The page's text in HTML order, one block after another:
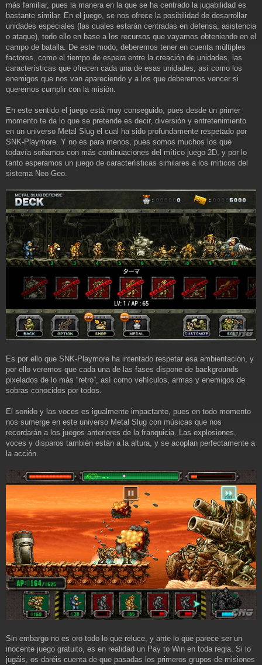
más familiar, pues la manera en la que se ha centrado la jugabilidad es
bastante similar. En el juego, se nos ofrece la posibilidad de desarrollar
unidades especiales (las cuales estarán centradas en defensa, asistencia
o ataque), todo ello en base a los recursos que vayamos obteniendo en el
campo de batalla. De este modo, deberemos tener en cuenta múltiples
factores, como el tiempo de espera entre la creación de unidades, las
características que ofrecen cada una de esas unidades, así como los
enemigos que nos van apareciendo y a los que deberemos vencer si
queremos cumplir con la misión.
En este sentido el juego está muy conseguido, pues desde un primer
momento te da lo que se pretende es decir, diversión y entretenimiento
en un universo Metal Slug el cual ha sido profundamente respetado por
SNK-Playmore. Y no es para menos, pues somos muchos los que
todavía soñamos con más continuaciones del mítico juego 2D, y por lo
tanto esperamos un juego de características similares a los míticos del
sistema Neo Geo.
Es por ello que SNK-Playmore ha intentado respetar esa ambientación, y
por ello veremos que cada una de las fases dispone de backgrounds
pixelados de lo más “retro”, así como vehículos, armas y enemigos de
sobras conocidos por todos.
El sonido y las voces es igualmente impactante, pues en todo momento
nos sumerge en este universo Metal Slug con músicas que nos
recordarán a los juegos anteriores de la franquicia. Las explosiones,
voces y disparos también están a la altura, y se acoplan perfectamente a
la acción.
Sin embargo no es oro todo lo que reluce, y ante lo que parece ser un
inocente juego gratuito, es en realidad un Pay to Win en toda regla. Si lo
jugáis, os daréis cuenta de que pasadas los primeros grupos de misiones